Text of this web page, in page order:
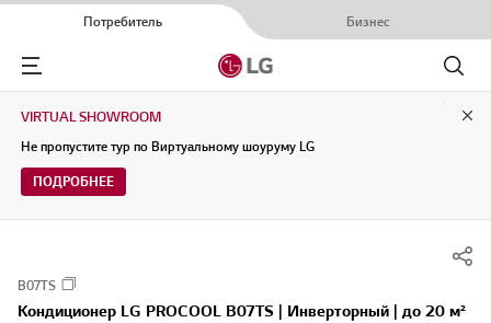
Потребитель Бизнес
Menu
Поиск
VIRTUAL SHOWROOM
Не пропустите тур по Виртуальному шоуруму LG
ПОДРОБНЕЕ
B07TS
Кондиционер LG PROCOOL B07TS | Инверторный | до 20 м²